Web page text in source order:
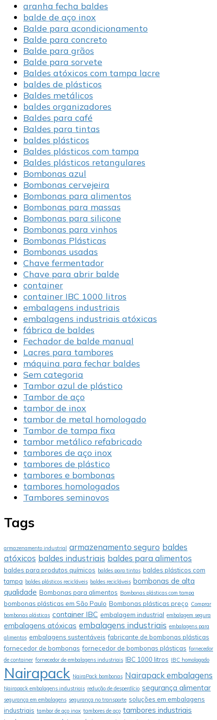
aranha fecha baldes
balde de aço inox
Balde para acondicionamento
Balde para concreto
Balde para grãos
Balde para sorvete
Baldes atóxicos com tampa lacre
baldes de plásticos
Baldes metálicos
baldes organizadores
Baldes para café
Baldes para tintas
baldes plásticos
Baldes plásticos com tampa
Baldes plásticos retangulares
Bombonas azul
Bombonas cervejeira
Bombonas para alimentos
Bombonas para massas
Bombonas para silicone
Bombonas para vinhos
Bombonas Plásticas
Bombonas usadas
Chave fermentador
Chave para abrir balde
container
container IBC 1000 litros
embalagens industriais
embalagens industriais atóxicas
fábrica de baldes
Fechador de balde manual
Lacres para tambores
máquina para fechar baldes
Sem categoria
Tambor azul de plástico
Tambor de aço
tambor de inox
tambor de metal homologado
Tambor de tampa fixa
tambor metálico refabricado
tambores de aço inox
tambores de plástico
tambores e bombonas
tambores homologados
Tambores seminovos
Tags
armazenamento industrial armazenamento seguro baldes
atóxicos baldes industriais baldes para alimentos
baldes para produtos químicos baldes para tintas baldes plásticos com
tampa baldes plásticos recicláveis baldes recicláveis bombonas de alta
qualidade Bombonas para alimentos Bombonas plásticas com tampa
bombonas plásticas em São Paulo Bombonas plásticas preço Comprar
bombonas plásticas container IBC embalagem industrial embalagem segura
embalagens atóxicas embalagens industriais embalagens para
alimentos embalagens sustentáveis fabricante de bombonas plásticas
fornecedor de bombonas fornecedor de bombonas plásticas fornecedor
de container fornecedor de embalagens industriais IBC 1000 litros IBC homologado
Nairapack NairaPack bombonas Nairapack embalagens
Nairapack embalagens industriais redução de desperdício segurança alimentar
segurança em embalagens segurança no transporte soluções em embalagens
industriais tambor de aço inox tambores de aço tambores industriais